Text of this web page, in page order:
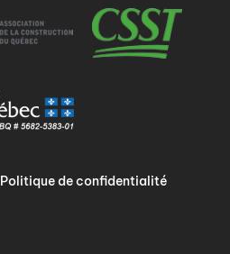
Politique de confidentialité